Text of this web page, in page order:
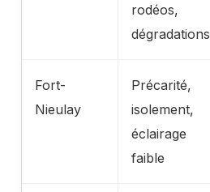
rodéos,
dégradations
Fort-
Nieulay
Précarité,
isolement,
éclairage
faible